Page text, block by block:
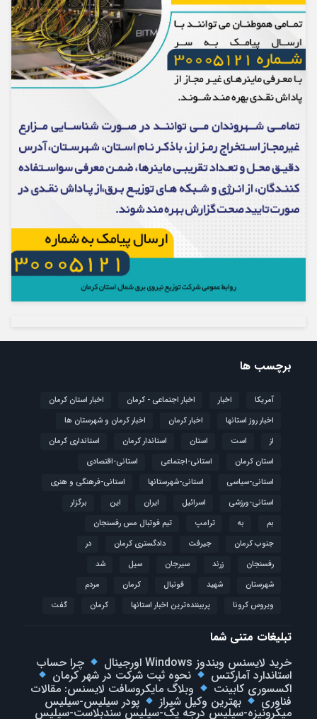
برچسب ها
آمریکا اخبار اخبار اجتماعی - کرمان
اخبار استان کرمان
اخبار روز استانها
اخبار کرمان
اخبار کرمان و شهرستان ها
از
است استان استاندار کرمان
استانداری کرمان
استان کرمان
استانی-اجتماعی
استانی-اقتصادی
استانی-سیاسی
استانی-شهرستانها
استانی-فرهنگی و هنری
استانی-ورزشی
اسرائیل ایران این
برگزار
بم
به ترامپ
تیم فوتبال مس رفسنجان
جنوب کرمان
جیرفت دادگستری کرمان
در
رفسنجان
زرند سیرجان سیل
شد
شهرستان
شهید فوتبال كرمان
مردم
ویروس کرونا
پربیننده‌ترین اخبار استانها کرمان گفت
تبلیغات متنی شما
خرید لایسنس ویندوز Windows اورجینال
چرا حساب
استاندارد آمارکتس نحوه ثبت شرکت در شهر کرمان
اکسسوری کابینت وبلاگ مایکروسافت لایسنس: مقالات
فناوری بهترین وکیل شیراز پودر سیلیس-سیلیس
میکرونیزه-سیلیس درجه یک-سیلیس سندبلاست-سیلیس